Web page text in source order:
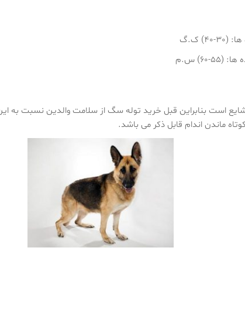
است بنابراین قبل خرید توله سگ از سلامت والدین نسبت به
ماندن اندام قابل ذکر می باشد.